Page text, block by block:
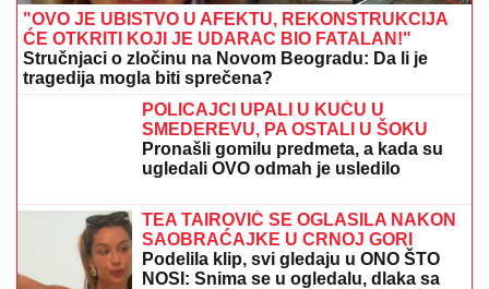
"OVO JE UBISTVO U AFEKTU, REKONSTRUKCIJA
ĆE OTKRITI KOJI JE UDARAC BIO FATALAN!"
Stručnjaci o zločinu na Novom Beogradu: Da li je
tragedija mogla biti sprečena?
POLICAJCI UPALI U KUĆU U
SMEDEREVU, PA OSTALI U ŠOKU
Pronašli gomilu predmeta, a kada su
ugledali OVO odmah je usledilo
TEA TAIROVIĆ SE OGLASILA NAKON
SAOBRAĆAJKE U CRNOJ GORI
Podelila klip, svi gledaju u ONO ŠTO
NOSI: Snima se u ogledalu, dlaka sa